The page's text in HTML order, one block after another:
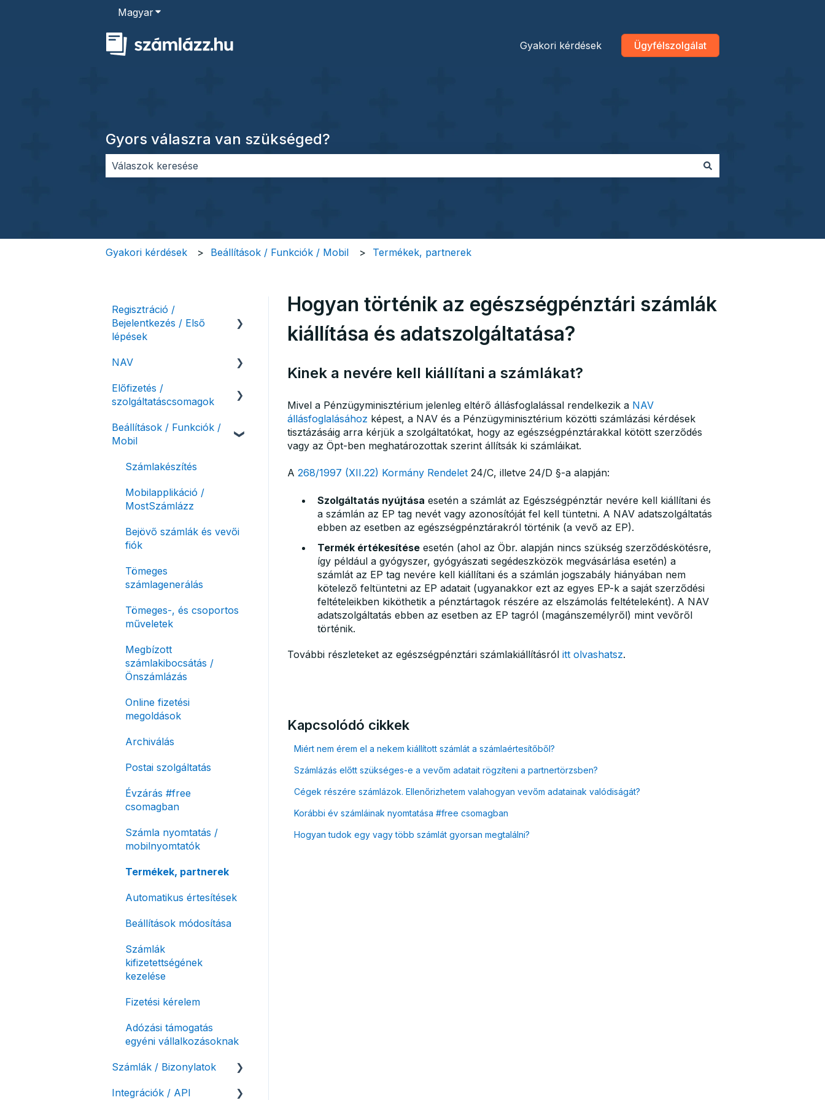
MagyarAlmenü megjelenítése fordításokhoz
Gyakori kérdések Ügyfélszolgálat
Gyors válaszra van szükséged?
Gyakori kérdések Beállítások / Funkciók / Mobil Termékek, partnerek
Hogyan történik az egészségpénztári számlák
kiállítása és adatszolgáltatása?
Kinek a nevére kell kiállítani a számlákat?
Mivel a Pénzügyminisztérium jelenleg eltérő állásfoglalással rendelkezik a NAV
állásfoglalásához képest, a NAV és a Pénzügyminisztérium közötti számlázási kérdések
tisztázásáig arra kérjük a szolgáltatókat, hogy az egészségpénztárakkal kötött szerződés
vagy az Öpt-ben meghatározottak szerint állítsák ki számláikat.
A 268/1997 (XII.22) Kormány Rendelet24/C, illetve 24/D §-a alapján:
Szolgáltatás nyújtása esetén a számlát az Egészségpénztár nevére kell kiállítani és
a számlán az EP tag nevét vagy azonosítóját fel kell tüntetni. A NAV adatszolgáltatás
ebben az esetben az egészségpénztárakról történik (a vevő az EP).
Termék értékesítéseesetén (ahol az Öbr. alapján nincs szükség szerződéskötésre,
így például a gyógyszer, gyógyászati segédeszközök megvásárlása esetén) a
számlát az EP tag nevére kell kiállítani és a számlán jogszabály hiányában nem
kötelező feltüntetni az EP adatait (ugyanakkor ezt az egyes EP-k a saját szerződési
feltételeikben kiköthetik a pénztártagok részére az elszámolás feltételeként). A NAV
adatszolgáltatás ebben az esetben az EP tagról (magánszemélyről) mint vevőről
történik.
További részleteket az egészségpénztári számlakiállításról itt olvashatsz.
Kapcsolódó cikkek
Miért nem érem el a nekem kiállított számlát a számlaértesítőből?
Számlázás előtt szükséges-e a vevőm adatait rögzíteni a partnertörzsben?
Cégek részére számlázok. Ellenőrizhetem valahogyan vevőm adatainak valódiságát?
Korábbi év számláinak nyomtatása #free csomagban
Hogyan tudok egy vagy több számlát gyorsan megtalálni?
Regisztráció /
Bejelentkezés / Első
lépések
Felhasználó beállításai
Számlázási fiók kezdő
beállításai, első lépések
NAV
NAV online
adatszolgáltatás
Adóhatósági ellenőrzés
adatszolgáltatás
NAV pénztárgép feladás
Számlaverzum
Előfizetés /
szolgáltatáscsomagok
Szolgáltatáscsomag
kiválasztása
Szolgáltatáscsomag
Fiók / felhasználó
Díjfizetés / díjtartozás /
Fizetési módok
Beállítások / Funkciók /
Mobil
Számlakészítés
Mobilapplikáció /
MostSzámlázz
Bejövő számlák és vevői
fiók
Tömeges
számlagenerálás
Tömeges-, és csoportos
műveletek
Megbízott
számlakibocsátás /
Önszámlázás
Online fizetési
megoldások
Archiválás
Postai szolgáltatás
Évzárás #free
csomagban
Számla nyomtatás /
mobilnyomtatók
Termékek, partnerek
Automatikus értesítések
Beállítások módosítása
Számlák
kifizetettségének
kezelése
Fizetési kérelem
Adózási támogatás
egyéni vállalkozásoknak
Számlák / Bizonylatok
Sztornó-, és helyesbítő
Integrációk / API